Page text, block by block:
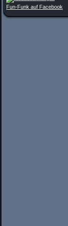
Fun-Funk auf Facebook